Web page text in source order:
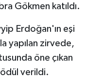
Gökmen katıldı.
Erdoğan'ın eşi
yapılan zirvede,
öne çıkan
verildi.